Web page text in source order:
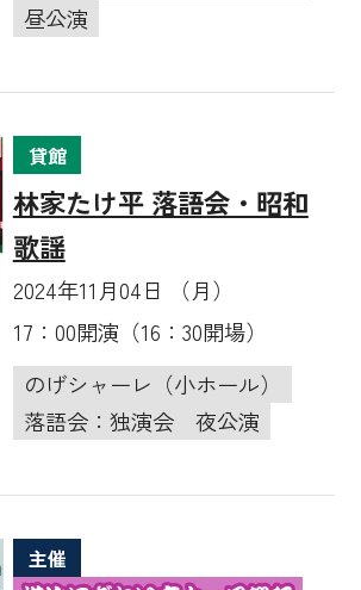
昼公演
貸館
林家たけ平 落語会・昭和
歌謡
2024年11月04日 （月）
17：00開演（16：30開場）
のげシャーレ（小ホール）
落語会：独演会
夜公演
主催